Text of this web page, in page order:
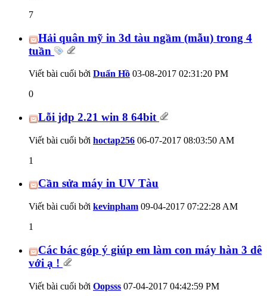
7
Hải quân mỹ in 3d tàu ngầm (mẫu) trong 4
tuần
Viết bài cuối bởi Duẩn Hồ 03-08-2017 02:31:20 PM
0
Lỗi jdp 2.21 win 8 64bit
Viết bài cuối bởi hoctap256 06-07-2017 08:03:50 AM
1
Cần sửa máy in UV Tàu
Viết bài cuối bởi kevinpham 09-04-2017 07:22:28 AM
1
Các bác góp ý giúp em làm con máy hàn 3 dê
với ạ !
Viết bài cuối bởi Oopsss 07-04-2017 04:42:59 PM